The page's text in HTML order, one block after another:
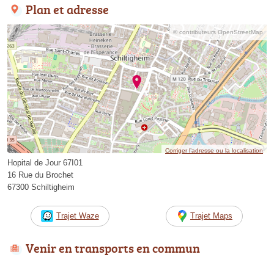
Plan et adresse
© contributeurs OpenStreetMap
Corriger l’adresse ou la localisation
Hopital de Jour 67I01
16 Rue du Brochet
67300 Schiltigheim
Trajet Waze Trajet Maps
Venir en transports en commun